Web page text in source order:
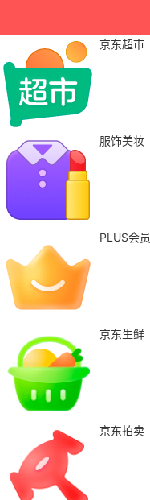
京东超市
服饰美妆
PLUS会员
京东生鲜
京东拍卖